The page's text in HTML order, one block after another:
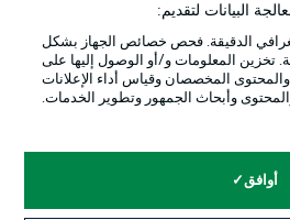
البيانات لتقديم:
الدقيقة. فحص خصائص الجهاز بشكل
تخزين المعلومات و/أو الوصول إليها على
والمحتوى المخصصان وقياس أداء الإعلانات
وأبحاث الجمهور وتطوير الخدمات.
أوافق